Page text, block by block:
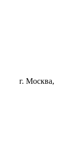
г. Москва,